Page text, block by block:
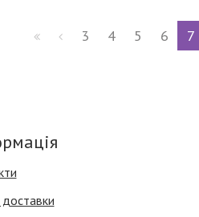
3 4 5 6 7